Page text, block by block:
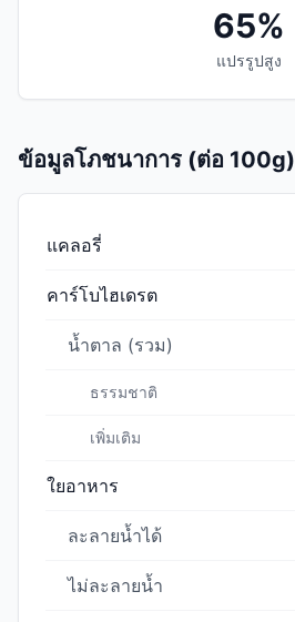
65%
แปรรูปสูง
ข้อมูลโภชนาการ (ต่อ 100g)
แคลอรี่
คาร์โบไฮเดรต
น้ำตาล (รวม)
ธรรมชาติ
เพิ่มเติม
ใยอาหาร
ละลายน้ำได้
ไม่ละลายน้ำ